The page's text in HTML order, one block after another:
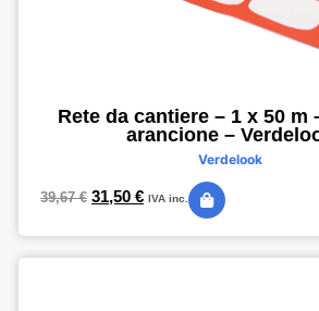
Rete da cantiere – 1 x 50 m
arancione –
Verdelook
39,67€ 31,50 € IVA inc.